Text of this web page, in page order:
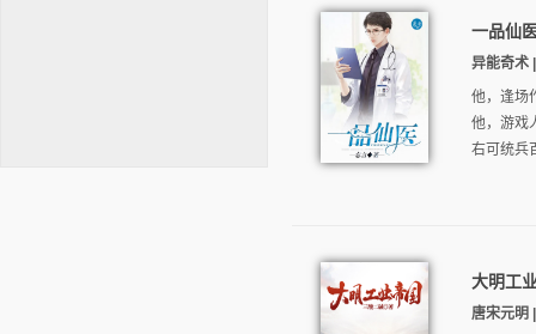
一品仙
异能奇术
他，逢场
他，游戏
右可统兵
大明工
唐宋元明